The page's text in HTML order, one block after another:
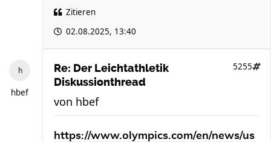
Zitieren
02.08.2025, 13:40
hbef
Re: Der Leichtathletik
Diskussionthread
5255
von hbef
https://www.olympics.com/en/news/us